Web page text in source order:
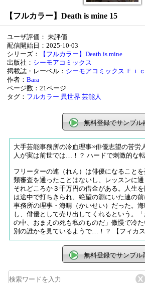
【フルカラー】Death is mine 15
ユーザ評価： 未評価
配信開始日：2025-10-03
シリーズ：
【フルカラー】Death is mine
出版社： シーモアコミックス
掲載誌・レーベル： シーモアコミックス
Ｆｉ
作者：Bara
ページ数：21ページ
タグ： フルカラー 異世界 芸能人
無料登録でサンプル
大手芸能事務所の冷血理事×俳優志望の苦労
人が実は前世では…！？ ハードで刺激的な
フリーターの連（れん）は俳優になること
類審査を通ったことはないし、レッスンに通
それどころか３千万円の借金がある。人生
は途中で打ちきられ、絶望の淵にいた連の
事務所の理事・海晴（かいせい）だった。
し、俳優として売り出してくれるという。
の中、おまえの死も私のものだ」傲慢で冷
別の誰かを見ているようで…！？ 【フィカス
無料登録でサンプル